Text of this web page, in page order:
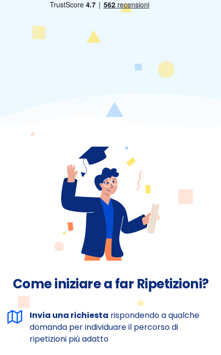
Come iniziare a far Ripetizioni?
Invia una richiesta rispondendo a qualche
domanda per individuare il percorso di
ripetizioni più adatto